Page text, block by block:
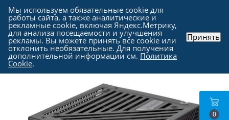
Каталог - Комплектующие для компьютера
Блоки питания для компьютеров
0
Мы используем обязательные cookie для
работы сайта, а также аналитические и
рекламные cookie, включая Яндекс.Метрику,
для анализа посещаемости и улучшения
рекламы. Вы можете принять все cookie или
отклонить необязательные. Для получения
дополнительной информации см. Политика
Cookie.
Принять